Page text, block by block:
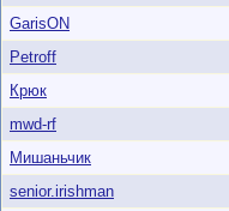
GarisON
Petroff
Крюк
mwd-rf
Мишаньчик
senior.irishman